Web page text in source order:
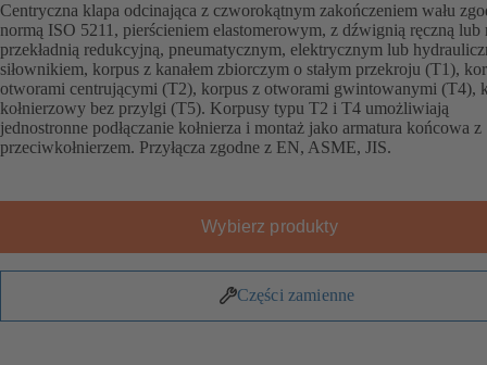
Centryczna klapa odcinająca z czworokątnym zakończeniem wału
normą ISO 5211, pierścieniem elastomerowym, z dźwignią ręczną lub
przekładnią redukcyjną, pneumatycznym, elektrycznym lub
siłownikiem, korpus z kanałem zbiorczym o stałym przekroju (T1),
otworami centrującymi (T2), korpus z otworami gwintowanymi (T4),
kołnierzowy bez przylgi (T5). Korpusy typu T2 i T4 umożliwiają
jednostronne podłączanie kołnierza i montaż jako armatura końcowa z
przeciwkołnierzem. Przyłącza zgodne z EN, ASME, JIS.
Wybierz produkty
Części zamienne